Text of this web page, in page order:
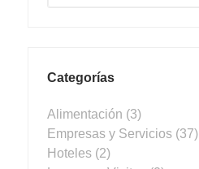
Categorías
Alimentación (3)
Empresas y Servicios(37)
Hoteles(2)